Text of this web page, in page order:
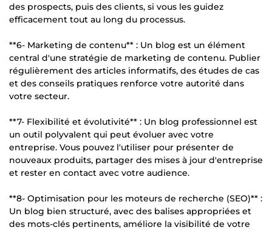
des prospects, puis des clients, si vous les guidez
efficacement tout au long du processus.
**6- Marketing de contenu** : Un blog est un élément
central d'une stratégie de marketing de contenu. Publier
régulièrement des articles informatifs, des études de cas
et des conseils pratiques renforce votre autorité dans
votre secteur.
**7- Flexibilité et évolutivité** : Un blog professionnel est
un outil polyvalent qui peut évoluer avec votre
entreprise. Vous pouvez l'utiliser pour présenter de
nouveaux produits, partager des mises à jour d'entreprise
et rester en contact avec votre audience.
**8- Optimisation pour les moteurs de recherche (SEO)** :
Un blog bien structuré, avec des balises appropriées et
des mots-clés pertinents, améliore la visibilité de votre